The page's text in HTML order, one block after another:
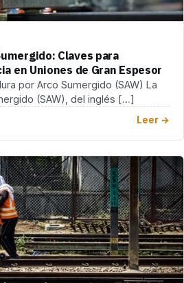
Claves para
en Uniones de Gran Espesor
por Arco Sumergido (SAW) La
(SAW), del inglés […]
Leer →